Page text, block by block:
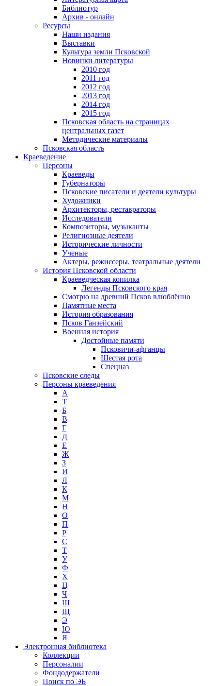
Библиотур
Архив - онлайн
Ресурсы
Наши издания
Выставки
Культура земли Псковской
Новинки литературы
2010 год
2011 год
2012 год
2013 год
2014 год
2015 год
Псковская область на страницах
центральных газет
Методические материалы
Псковская область
Краеведение
Персоны
Краеведы
Губернаторы
Псковские писатели и деятели культуры
Художники
Архитекторы, реставраторы
Исследователи
Композиторы, музыканты
Религиозные деятели
Исторические личности
Ученые
Актеры, режиссеры, театральные деятели
История Псковской области
Краеведческая копилка
Легенды Псковского края
Смотрю на древний Псков влюблённо
Памятные места
История образования
Псков Ганзейский
Военная история
Достойные памяти
Псковичи-афганцы
Шестая рота
Спецназ
Псковские следы
Персоны краеведения
А
T
Б
В
Г
Д
Е
Ж
З
И
Л
К
М
Н
О
П
Р
С
Т
У
Ф
Х
Ц
Ч
Ш
Щ
Э
Ю
Я
Электронная библиотека
Коллекции
Персоналии
Фондодержатели
Поиск по ЭБ